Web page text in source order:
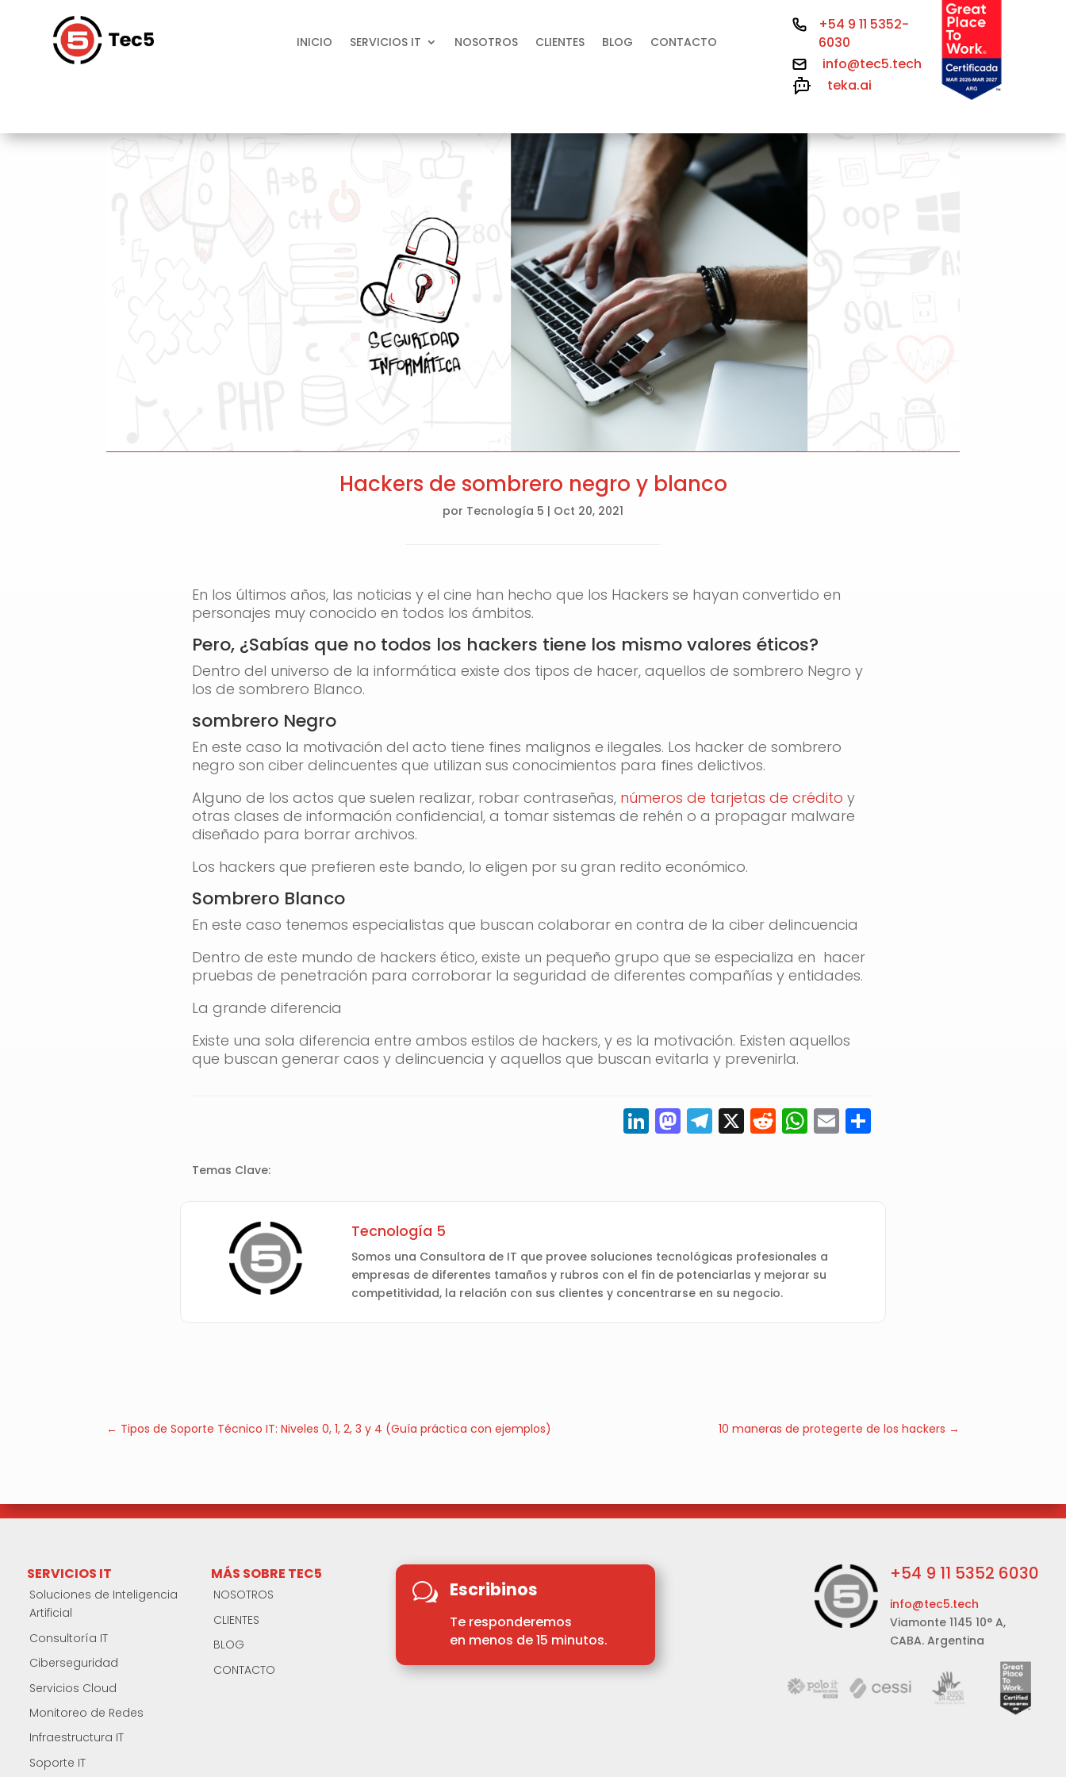
INICIO SERVICIOS IT NOSOTROS CLIENTES BLOG CONTACTO
+54 9 11 5352-
6030
info@tec5.tech
teka.ai
Hackers de sombrero negro y blanco
por Tecnología 5 | Oct 20, 2021
En los últimos años, las noticias y el cine han hecho que los Hackers se hayan convertido en
personajes muy conocido en todos los ámbitos.
Pero, ¿Sabías que no todos los hackers tiene los mismo valores éticos?
Dentro del universo de la informática existe dos tipos de hacer, aquellos de sombrero Negro y
los de sombrero Blanco.
sombrero Negro
En este caso la motivación del acto tiene fines malignos e ilegales. Los hacker de sombrero
negro son ciber delincuentes que utilizan sus conocimientos para fines delictivos.
Alguno de los actos que suelen realizar, robar contraseñas, números de tarjetas de crédito y
otras clases de información confidencial, a tomar sistemas de rehén o a propagar malware
diseñado para borrar archivos.
Los hackers que prefieren este bando, lo eligen por su gran redito económico.
Sombrero Blanco
En este caso tenemos especialistas que buscan colaborar en contra de la ciber delincuencia
Dentro de este mundo de hackers ético, existe un pequeño grupo que se especializa en hacer
pruebas de penetración para corroborar la seguridad de diferentes compañías y entidades.
La grande diferencia
Existe una sola diferencia entre ambos estilos de hackers, y es la motivación. Existen aquellos
que buscan generar caos y delincuencia y aquellos que buscan evitarla y prevenirla.
LinkedIn
Mastodon
Telegram
X Reddit
WhatsApp
Email
Temas Clave:
Tecnología 5
Somos una Consultora de IT que provee soluciones tecnológicas profesionales a
empresas de diferentes tamaños y rubros con el fin de potenciarlas y mejorar su
competitividad, la relación con sus clientes y concentrarse en su negocio.
← Tipos de Soporte Técnico IT: Niveles 0, 1, 2, 3 y 4 (Guía práctica con ejemplos) 10 maneras de protegerte de los hackers →
SERVICIOS IT
Soluciones de Inteligencia
Artificial
Consultoría IT
Ciberseguridad
Servicios Cloud
Monitoreo de Redes
Infraestructura IT
Soporte IT
MÁS SOBRE TEC5
NOSOTROS
CLIENTES
BLOG
CONTACTO
w Escribinos
Te responderemos
en menos de 15 minutos.
+54 9 11 5352 6030
info@tec5.tech
Viamonte 1145 10° A,
CABA. Argentina